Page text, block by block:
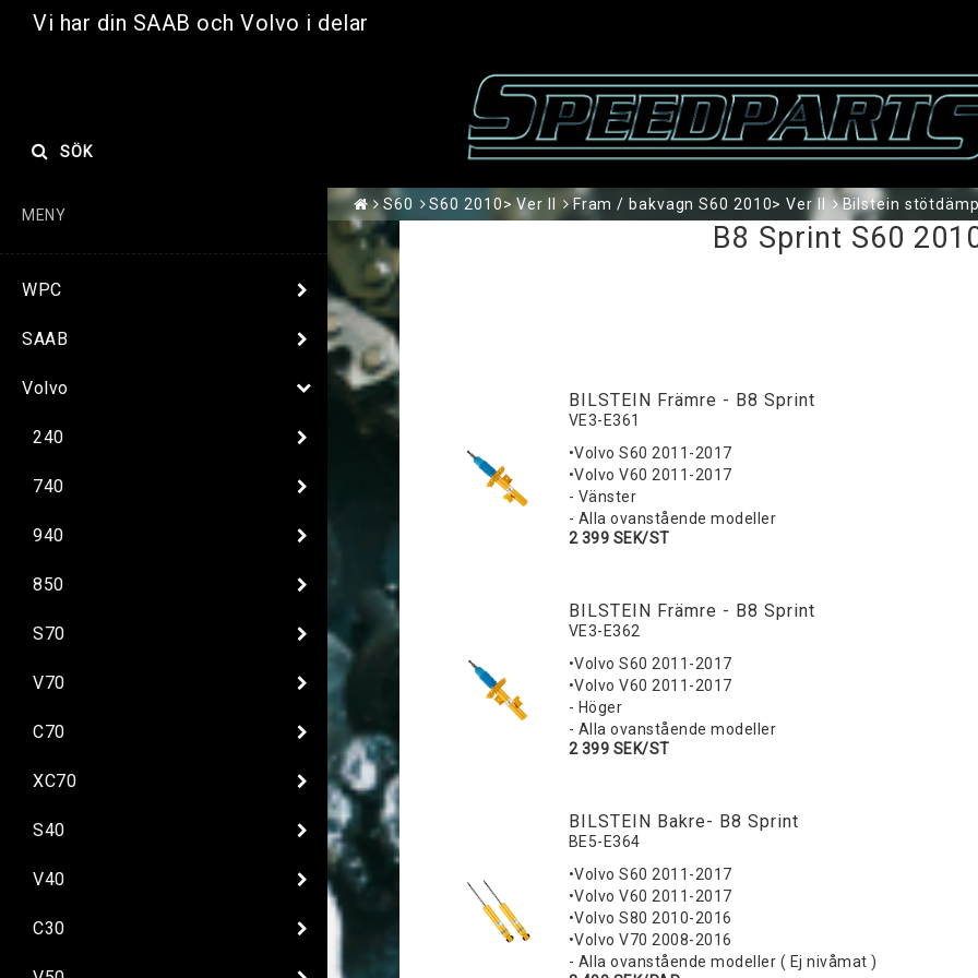
Vi har din SAAB och Volvo i delar
SÖK
MENY
WPC
SAAB
Volvo
240
740
940
850
S70
V70
C70
XC70
S40
V40
C30
S60 S60 2010> Ver II Fram / bakvagn S60 2010> Ver II Bilstein
B8 Sprint S60
BILSTEIN Främre - B8 Sprint
VE3-E361
•Volvo S60 2011-2017
•Volvo V60 2011-2017
- Vänster
- Alla ovanstående modeller
2 399 SEK/ST
BILSTEIN Främre - B8 Sprint
VE3-E362
•Volvo S60 2011-2017
•Volvo V60 2011-2017
- Höger
- Alla ovanstående modeller
2 399 SEK/ST
BILSTEIN Bakre- B8 Sprint
BE5-E364
•Volvo S60 2011-2017
•Volvo V60 2011-2017
•Volvo S80 2010-2016
•Volvo V70 2008-2016
- Alla ovanstående modeller ( Ej nivåmat )